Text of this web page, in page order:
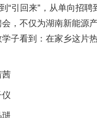
“引回来”，从单向招聘
，不仅为湖南新能源
子看到：在家乡这片
茜